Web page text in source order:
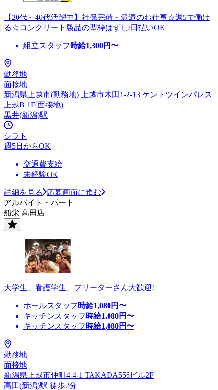
【20代～40代活躍中】社保完備・派遣のお仕事☆週5で働け
る☆コンクリート製品の型枠はずし/日払いOK
組立スタッフ 時給1,300円〜
勤務地
面接地
新潟県上越市(勤務地) 上越市木田1-2-13 ケントツインパレス
上越B 1F(面接地)
黒井(新潟)駅
シフト
週5日からOK
交通費支給
未経験OK
詳細を見る
応募画面に進む
アルバイト・パート
船栄 高田店
大学生、看護学生、フリーターさん大歓迎!
ホールスタッフ 時給1,080円〜
キッチンスタッフ 時給1,080円〜
キッチンスタッフ 時給1,080円〜
勤務地
面接地
新潟県上越市仲町4-4-1 TAKADA556ビル2F
高田(新潟)駅 徒歩2分